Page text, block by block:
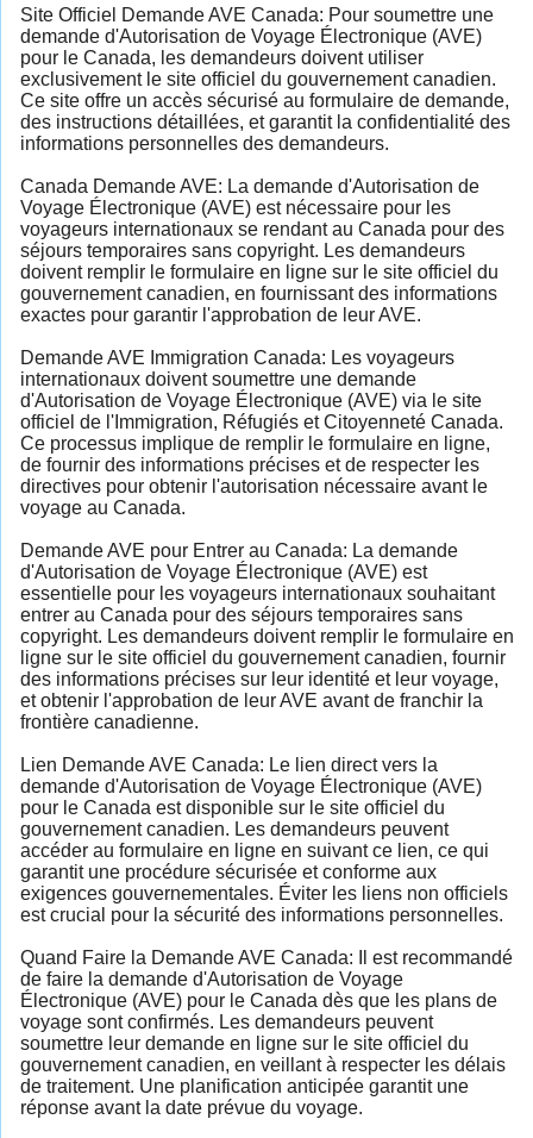
Site Officiel Demande AVE Canada: Pour soumettre une
demande d'Autorisation de Voyage Électronique (AVE)
pour le Canada, les demandeurs doivent utiliser
exclusivement le site officiel du gouvernement canadien.
Ce site offre un accès sécurisé au formulaire de demande,
des instructions détaillées, et garantit la confidentialité des
informations personnelles des demandeurs.
Canada Demande AVE: La demande d'Autorisation de
Voyage Électronique (AVE) est nécessaire pour les
voyageurs internationaux se rendant au Canada pour des
séjours temporaires sans copyright. Les demandeurs
doivent remplir le formulaire en ligne sur le site officiel du
gouvernement canadien, en fournissant des informations
exactes pour garantir l'approbation de leur AVE.
Demande AVE Immigration Canada: Les voyageurs
internationaux doivent soumettre une demande
d'Autorisation de Voyage Électronique (AVE) via le site
officiel de l'Immigration, Réfugiés et Citoyenneté Canada.
Ce processus implique de remplir le formulaire en ligne,
de fournir des informations précises et de respecter les
directives pour obtenir l'autorisation nécessaire avant le
voyage au Canada.
Demande AVE pour Entrer au Canada: La demande
d'Autorisation de Voyage Électronique (AVE) est
essentielle pour les voyageurs internationaux souhaitant
entrer au Canada pour des séjours temporaires sans
copyright. Les demandeurs doivent remplir le formulaire en
ligne sur le site officiel du gouvernement canadien, fournir
des informations précises sur leur identité et leur voyage,
et obtenir l'approbation de leur AVE avant de franchir la
frontière canadienne.
Lien Demande AVE Canada: Le lien direct vers la
demande d'Autorisation de Voyage Électronique (AVE)
pour le Canada est disponible sur le site officiel du
gouvernement canadien. Les demandeurs peuvent
accéder au formulaire en ligne en suivant ce lien, ce qui
garantit une procédure sécurisée et conforme aux
exigences gouvernementales. Éviter les liens non officiels
est crucial pour la sécurité des informations personnelles.
Quand Faire la Demande AVE Canada: Il est recommandé
de faire la demande d'Autorisation de Voyage
Électronique (AVE) pour le Canada dès que les plans de
voyage sont confirmés. Les demandeurs peuvent
soumettre leur demande en ligne sur le site officiel du
gouvernement canadien, en veillant à respecter les délais
de traitement. Une planification anticipée garantit une
réponse avant la date prévue du voyage.